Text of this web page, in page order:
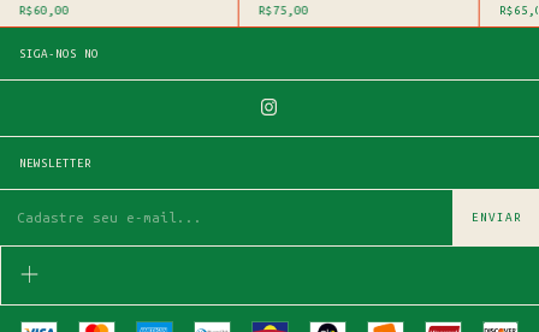
R$60,00 R$75,00
SIGA-NOS NO
NEWSLETTER